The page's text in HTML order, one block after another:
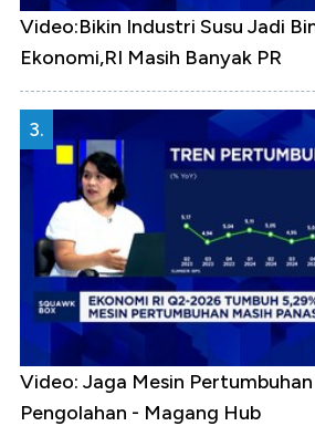
Video:Bikin Industri Susu Jadi
Ekonomi,RI Masih Banyak PR
3.
Video: Jaga Mesin
Pengolahan - Magang Hub